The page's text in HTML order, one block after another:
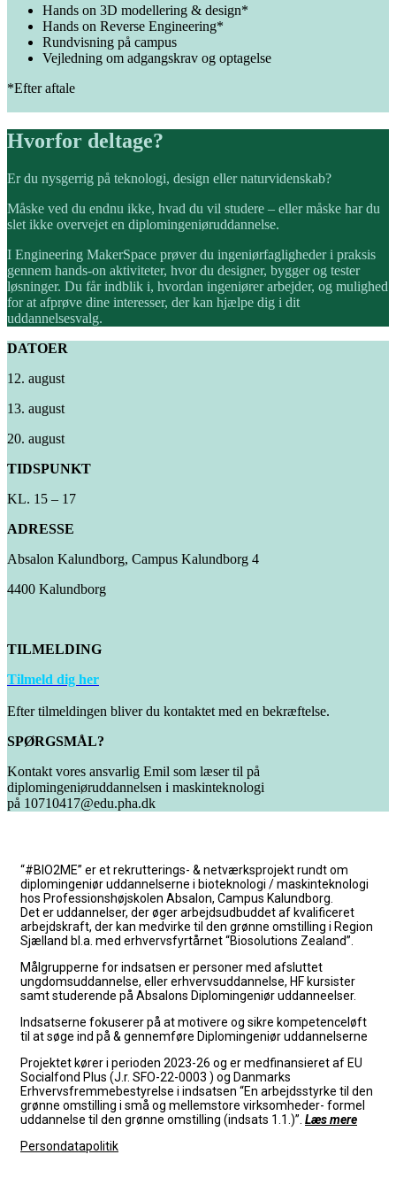
Hands on 3D modellering & design*
Hands on Reverse Engineering*
Rundvisning på campus
Vejledning om adgangskrav og optagelse
*Efter aftale
Hvorfor deltage?
Er du nysgerrig på teknologi, design eller naturvidenskab?
Måske ved du endnu ikke, hvad du vil studere – eller måske har du
slet ikke overvejet en diplomingeniøruddannelse.
I Engineering MakerSpace prøver du ingeniørfagligheder i praksis
gennem hands-on aktiviteter, hvor du designer, bygger og tester
løsninger. Du får indblik i, hvordan ingeniører arbejder, og mulighed
for at afprøve dine interesser, der kan hjælpe dig i dit
uddannelsesvalg.
DATOER
12. august
13. august
20. august
TIDSPUNKT
KL. 15 – 17
ADRESSE
Absalon Kalundborg, Campus Kalundborg 4
4400 Kalundborg
TILMELDING
Tilmeld dig her
Efter tilmeldingen bliver du kontaktet med en bekræftelse.
SPØRGSMÅL?
Kontakt vores ansvarlig Emil som læser til på
diplomingeniøruddannelsen i maskinteknologi
på 10710417@edu.pha.dk
“#BIO2ME” er et rekrutterings- & netværksprojekt rundt om
diplomingeniør uddannelserne i bioteknologi / maskinteknologi
hos Professionshøjskolen Absalon, Campus Kalundborg.
Det er uddannelser, der øger arbejdsudbuddet af kvalificeret
arbejdskraft, der kan medvirke til den grønne omstilling i Region
Sjælland bl.a. med erhvervsfyrtårnet “Biosolutions Zealand”.
Målgrupperne for indsatsen er personer med afsluttet
ungdomsuddannelse, eller erhvervsuddannelse, HF kursister
samt studerende på Absalons Diplomingeniør uddanneelser.
Indsatserne fokuserer på atmotivere og sikre kompetenceløft
til at søge ind på & gennemføre Diplomingeniør uddannelserne
Projektet kører i perioden 2023-26 og er medfinansieret af EU
Socialfond Plus (J.r. SFO-22-0003 ) og Danmarks
Erhvervsfremmebestyrelse i indsatsen “En arbejdsstyrke til den
grønne omstilling i små og mellemstore virksomheder- formel
uddannelse til den grønne omstilling (indsats 1.1.)”. Læs mere
Persondatapolitik